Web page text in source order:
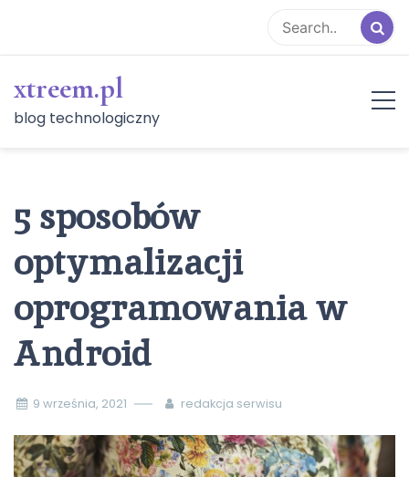
content
xtreem.pl
blog technologiczny
5 sposobów
optymalizacji
oprogramowania w
Android
9 września, 2021 redakcja serwisu